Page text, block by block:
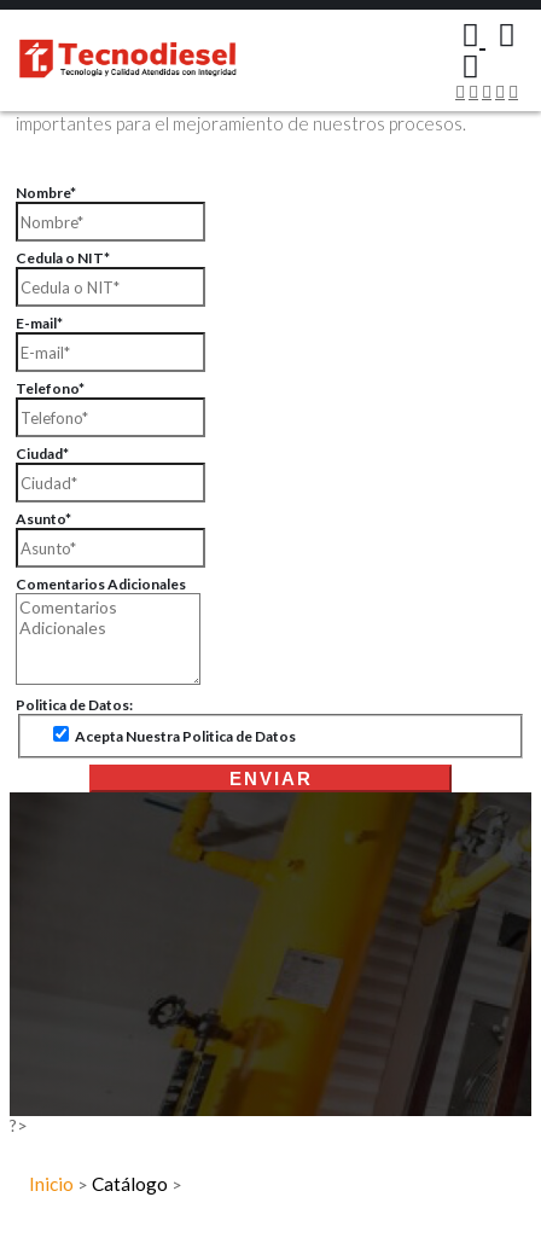
Contáctenos Vía Email
Envíenos sus datos con sus comentarios, sus opiniones son muy
importantes para el mejoramiento de nuestros procesos.
Nombre*
Cedula o NIT*
E-mail*
Telefono*
Ciudad*
Asunto*
Comentarios Adicionales
Politica de Datos:
Acepta Nuestra Politica de Datos
ENVIAR
?>
Inicio > Catálogo >